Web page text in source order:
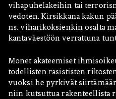
vihapuhelakeihin tai
vedoten. Kirsikkana kakun
ns. viharikoksienkin osalta
kantaväestöön verrattuna
Monet akateemiset
todellisten rasististen
vuoksi he pyrkivät
niin kutsuttua rakenteellista